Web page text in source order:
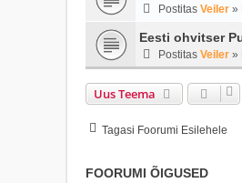
Postitas Veiler »
Eesti ohvitser
Postitas Veiler »
Uus Teema
Tagasi Foorumi Esilehele
FOORUMI ÕIGUSED